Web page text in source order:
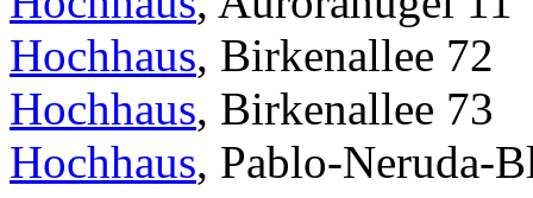
Hochhaus, Birkenallee 72
Hochhaus, Birkenallee 73
Hochhaus, Pablo-Neruda-